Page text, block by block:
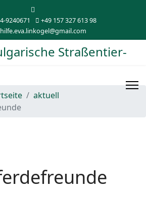
9240671
+49 157 327 613 98
aktuell